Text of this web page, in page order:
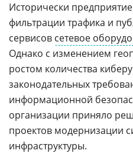
Исторически
фильтрации трафика и
сервисов сетевое
Однако с изменением
ростом количества
законодательных
информационной
организации приняло
проектов модернизации
инфраструктуры.